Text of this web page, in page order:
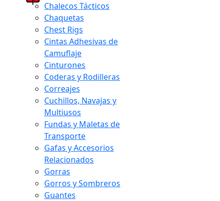
Chalecos Tácticos
Chaquetas
Chest Rigs
Cintas Adhesivas de
Camuflaje
Cinturones
Coderas y Rodilleras
Correajes
Cuchillos, Navajas y
Multiusos
Fundas y Maletas de
Transporte
Gafas y Accesorios
Relacionados
Gorras
Gorros y Sombreros
Guantes